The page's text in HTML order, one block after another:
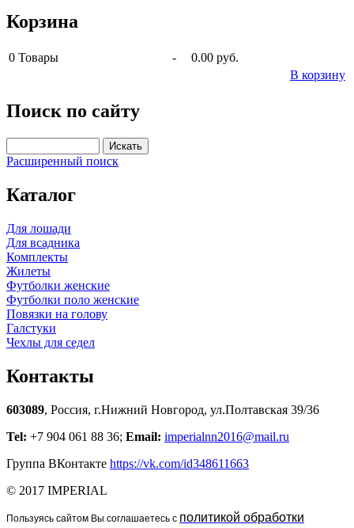
Корзина
0 Товары -
0.00 руб.
В корзину
Поиск по сайту
Расширенный поиск
Каталог
Для лошади
Для всадника
Комплекты
Жилеты
Футболки женские
Футболки поло женские
Повязки на голову
Галстуки
Чехлы для седел
Контакты
603089, Россия, г.Нижний Новгород, ул.Полтавская 39/36
Tel: +7 904 061 88 36; Email: imperialnn2016@mail.ru
Группа ВКонтакте https://vk.com/id348611663
© 2017 IMPERIAL
Пользуясь сайтом Вы соглашаетесь с политикой обработки